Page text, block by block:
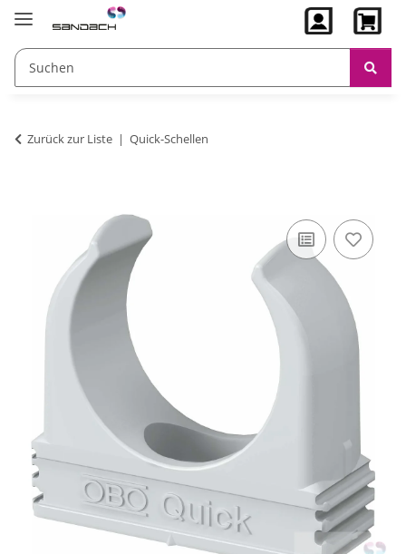
Zurück zur Liste Quick-Schellen